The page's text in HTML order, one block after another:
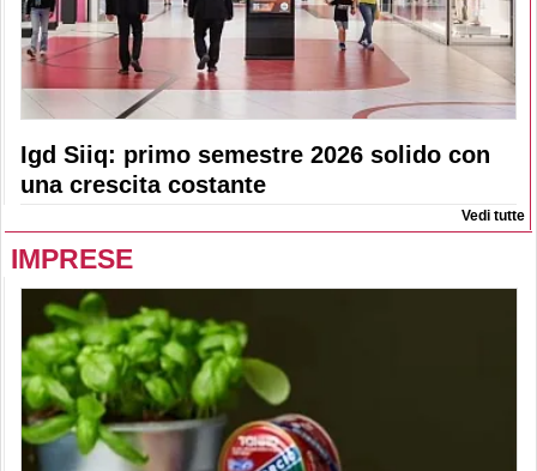
Igd Siiq: primo semestre 2026 solido con
una crescita costante
Vedi tutte
IMPRESE